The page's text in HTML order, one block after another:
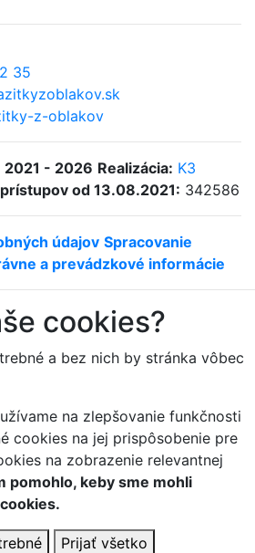
35
z-oblakov
- 2026 Realizácia: K3
od 13.08.2021: 342586
údajov Spracovanie
a prevádzkové informácie
cookies?
a bez nich by stránka vôbec
na zlepšovanie funkčnosti
cookies na jej prispôsobenie pre
na zobrazenie relevantnej
pomohlo, keby sme mohli
Prijať všetko